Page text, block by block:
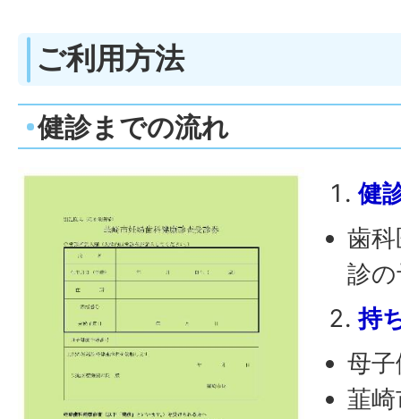
ご利用方法
健診までの流れ
健
歯
診
持
母
韮